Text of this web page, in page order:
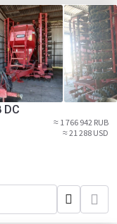
DC
≈ 1 766 942 RUB
≈ 21 288 USD